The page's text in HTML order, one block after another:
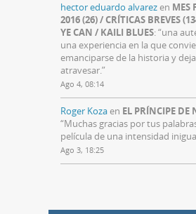
hector eduardo alvarezen MES
2016 (26) / CRÍTICAS BREVES
YE CAN / KAILI BLUES: “una
una experiencia en la que
emanciparse de la historia y
atravesar.”
Ago 4, 08:14
Roger Kozaen EL PRÍNCIPE
“Muchas gracias por tus
película de una intensidad
Ago 3, 18:25